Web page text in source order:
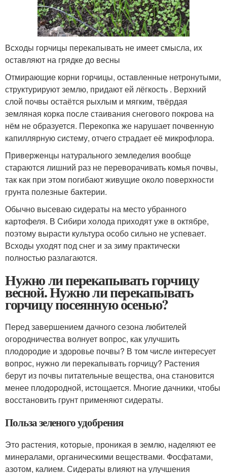
Всходы горчицы перекапывать не имеет смысла, их
оставляют на грядке до весны
Отмирающие корни горчицы, оставленные нетронутыми,
структурируют землю, придают ей лёгкость . Верхний
слой почвы остаётся рыхлым и мягким, твёрдая
земляная корка после стаивания снегового покрова на
нём не образуется. Перекопка же нарушает почвенную
капиллярную систему, отчего страдает её микрофлора.
Приверженцы натурального земледелия вообще
стараются лишний раз не переворачивать комья почвы,
так как при этом погибают живущие около поверхности
грунта полезные бактерии.
Обычно высеваю сидераты на место убранного
картофеля. В Сибири холода приходят уже в октябре,
поэтому вырасти культура особо сильно не успевает.
Всходы уходят под снег и за зиму практически
полностью разлагаются.
Нужно ли перекапывать горчицу
весной. Нужно ли перекапывать
горчицу посеянную осенью?
Перед завершением дачного сезона любителей
огородничества волнует вопрос, как улучшить
плодородие и здоровье почвы? В том числе интересует
вопрос, нужно ли перекапывать горчицу? Растения
берут из почвы питательные вещества, она становится
менее плодородной, истощается. Многие дачники, чтобы
восстановить грунт применяют сидераты.
Польза зеленого удобрения
Это растения, которые, проникая в землю, наделяют ее
минералами, органическими веществами. Фосфатами,
азотом, калием. Сидераты влияют на улучшения